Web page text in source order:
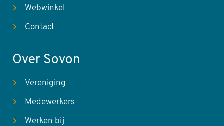
Webwinkel
Contact
Over Sovon
Vereniging
Medewerkers
Werken bij